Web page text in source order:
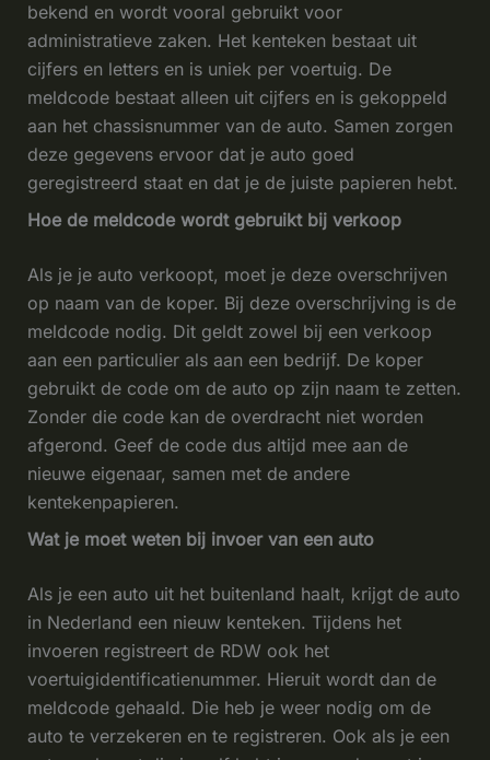
bekend en wordt vooral gebruikt voor
administratieve zaken. Het kenteken bestaat uit
cijfers en letters en is uniek per voertuig. De
meldcode bestaat alleen uit cijfers en is gekoppeld
aan het chassisnummer van de auto. Samen zorgen
deze gegevens ervoor dat je auto goed
geregistreerd staat en dat je de juiste papieren hebt.
Hoe de meldcode wordt gebruikt bij verkoop
Als je je auto verkoopt, moet je deze overschrijven
op naam van de koper. Bij deze overschrijving is de
meldcode nodig. Dit geldt zowel bij een verkoop
aan een particulier als aan een bedrijf. De koper
gebruikt de code om de auto op zijn naam te zetten.
Zonder die code kan de overdracht niet worden
afgerond. Geef de code dus altijd mee aan de
nieuwe eigenaar, samen met de andere
kentekenpapieren.
Wat je moet weten bij invoer van een auto
Als je een auto uit het buitenland haalt, krijgt de auto
in Nederland een nieuw kenteken. Tijdens het
invoeren registreert de RDW ook het
voertuigidentificatienummer. Hieruit wordt dan de
meldcode gehaald. Die heb je weer nodig om de
auto te verzekeren en te registreren. Ook als je een